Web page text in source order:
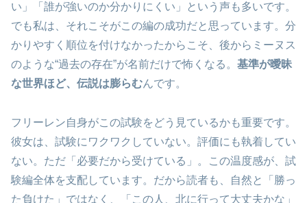
い」「誰が強いのか分かりにくい」という声も多いです。
でも私は、それこそがこの編の成功だと思っています。分
かりやすく順位を付けなかったからこそ、後からミーヌス
のような“過去の存在”が名前だけで怖くなる。 基準が曖昧
な世界ほど、伝説は膨らむんです。
フリーレン自身がこの試験をどう見ているかも重要です。
彼女は、試験にワクワクしていない。評価にも執着してい
ない。ただ「必要だから受けている」。この温度感が、試
験編全体を支配しています。だから読者も、自然と「勝っ
た負けた」ではなく、「この人、北に行って大丈夫かな」